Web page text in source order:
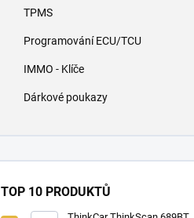
TPMS
Programování ECU/TCU
IMMO - Klíče
Dárkové poukazy
TOP 10 PRODUKTŮ